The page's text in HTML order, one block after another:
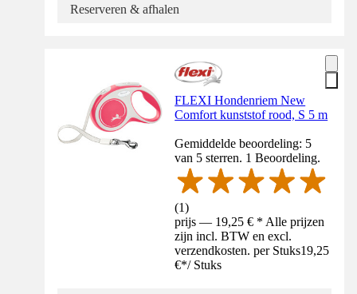
Reserveren & afhalen
FLEXI Hondenriem New
Comfort kunststof rood, S 5 m
Gemiddelde beoordeling: 5
van 5 sterren. 1 Beoordeling.
(1)
prijs — 19,25 € * Alle prijzen
zijn incl. BTW en excl.
verzendkosten. per Stuks19,25
€*/ Stuks